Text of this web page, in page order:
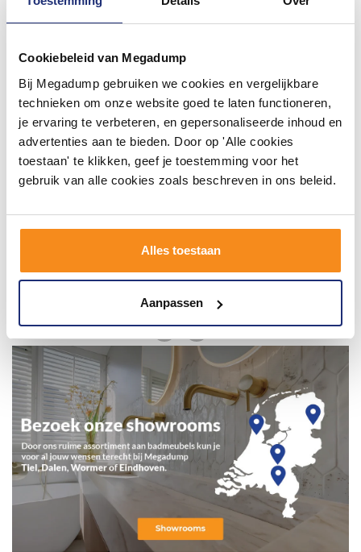
Cookiebeleid van Megadump
Bij Megadump gebruiken we cookies en vergelijkbare
technieken om onze website goed te laten functioneren,
je ervaring te verbeteren, en gepersonaliseerde inhoud en
advertenties aan te bieden. Door op 'Alle cookies
toestaan' te klikken, geef je toestemming voor het
gebruik van alle cookies zoals beschreven in ons beleid.
Alles toestaan
Aanpassen
#mijndroombadkamer
Wij geloven in de kracht van delen. Deel jouw
en tag @megadumpnl. Samen bouwen we een
inspirerende omgeving vol met unieke
badkamerstijlen. Doe je mee?